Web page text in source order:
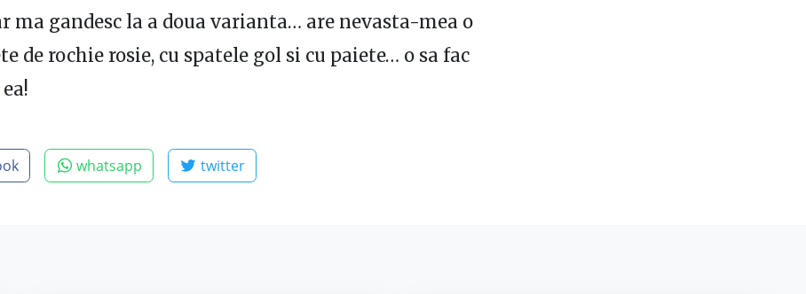
ma gandesc la a doua varianta… are nevasta-mea o
de rochie rosie, cu spatele gol si cu paiete… o sa fac
whatsapp twitter